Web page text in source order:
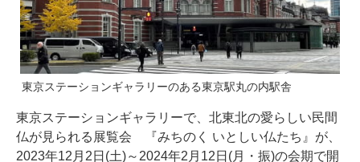
東京ステーションギャラリーのある東京駅丸の内駅舎
東京ステーションギャラリーで、北東北の愛らしい民間
仏が見られる展覧会 『みちのく いとしい仏たち』が、
2023年12月2日(土)～2024年2月12日(月・振)の会期で開